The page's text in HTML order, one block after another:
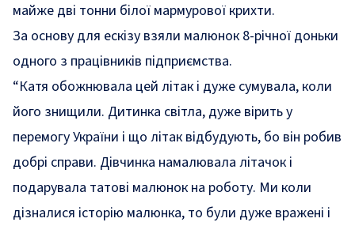
майже дві тонни білої мармурової крихти.
За основу для ескізу взяли малюнок 8-річної доньки
одного з працівників підприємства.
“Катя обожнювала цей літак і дуже сумувала, коли
його знищили. Дитинка світла, дуже вірить у
перемогу України і що літак відбудують, бо він робив
добрі справи. Дівчинка намалювала літачок і
подарувала татові малюнок на роботу. Ми коли
дізналися історію малюнка, то були дуже вражені і